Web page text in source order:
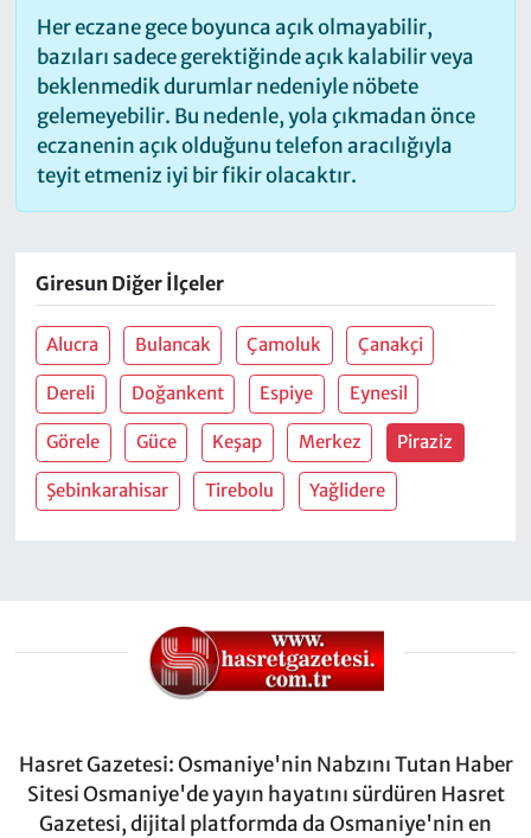
Her eczane gece boyunca açık olmayabilir,
bazıları sadece gerektiğinde açık kalabilir veya
beklenmedik durumlar nedeniyle nöbete
gelemeyebilir. Bu nedenle, yola çıkmadan önce
eczanenin açık olduğunu telefon aracılığıyla
teyit etmeniz iyi bir fikir olacaktır.
Giresun Diğer İlçeler
Alucra Bulancak Çamoluk Çanakçi
Dereli Doğankent Espiye Eynesil
Görele Güce Keşap Merkez Piraziz
Şebinkarahisar Tirebolu Yağlidere
Hasret Gazetesi: Osmaniye'nin Nabzını Tutan Haber
Sitesi Osmaniye'de yayın hayatını sürdüren Hasret
Gazetesi, dijital platformda da Osmaniye'nin en